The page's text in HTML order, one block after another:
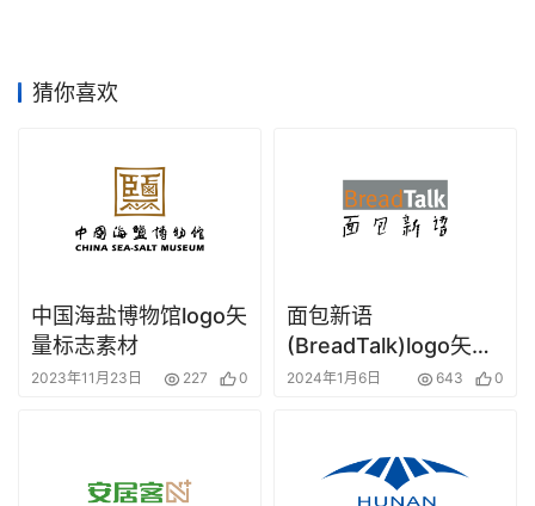
猜你喜欢
中国海盐博物馆logo矢
量标志素材
2023年11月23日 227 0
面包新语
(BreadTalk)logo矢量
标志素材
2024年1月6日 643 0